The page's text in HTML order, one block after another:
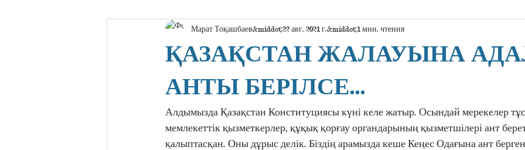
«Арыстан» мамандандырылған лицейі
ҚАЗАҚСТАН ЖАЛАУЫНА
АНТЫ БЕРІЛСЕ...
Марат Тоқашбаев 22 авг. 2021 г. 1 мин. чтения
Алдымызда Қазақстан Конституциясы күні келе жатыр. Осындай мерекелер
мемлекеттік қызметкерлер, құқық қорғау органдарының қызметшілері ант
қалыптасқан. Оны дұрыс делік. Біздің арамызда кеше Кеңес Одағына ант